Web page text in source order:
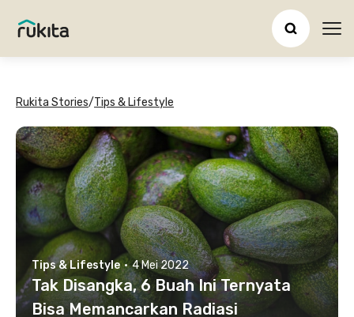
Rukita Stories/Tips & Lifestyle
Tips & Lifestyle · 4 Mei 2022
Tak Disangka, 6 Buah Ini Ternyata
Bisa Memancarkan Radiasi